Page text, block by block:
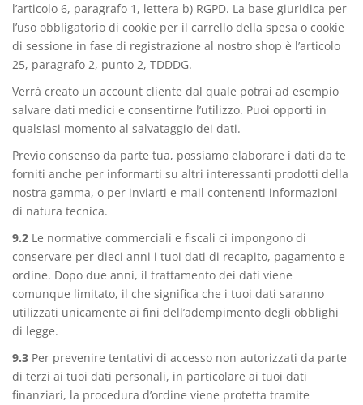
l’articolo 6, paragrafo 1, lettera b) RGPD. La base giuridica per
l’uso obbligatorio di cookie per il carrello della spesa o cookie
di sessione in fase di registrazione al nostro shop è l’articolo
25, paragrafo 2, punto 2, TDDDG.
Verrà creato un account cliente dal quale potrai ad esempio
salvare dati medici e consentirne l’utilizzo. Puoi opporti in
qualsiasi momento al salvataggio dei dati.
Previo consenso da parte tua, possiamo elaborare i dati da te
forniti anche per informarti su altri interessanti prodotti della
nostra gamma, o per inviarti e-mail contenenti informazioni
di natura tecnica.
9.2 Le normative commerciali e fiscali ci impongono di
conservare per dieci anni i tuoi dati di recapito, pagamento e
ordine. Dopo due anni, il trattamento dei dati viene
comunque limitato, il che significa che i tuoi dati saranno
utilizzati unicamente ai fini dell’adempimento degli obblighi
di legge.
9.3 Per prevenire tentativi di accesso non autorizzati da parte
di terzi ai tuoi dati personali, in particolare ai tuoi dati
finanziari, la procedura d’ordine viene protetta tramite